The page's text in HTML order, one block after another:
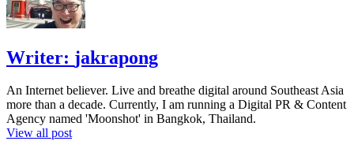
Writer: jakrapong
An Internet believer. Live and breathe digital around Southeast Asia
more than a decade. Currently, I am running a Digital PR & Content
Agency named 'Moonshot' in Bangkok, Thailand.
View all post